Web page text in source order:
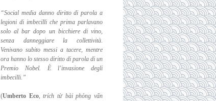
“Social media danno diritto di parola a
legioni di imbecilli che prima parlavano
solo albar dopo un bicchiere di vino,
senza danneggiare la collettività.
Venivano subito messi a tacere, mentre
ora hanno lo stesso diritto di parola di un
Premio Nobel. È l’invasione degli
imbecilli.”
(Umberto Eco,trích từ bài phỏng vấn